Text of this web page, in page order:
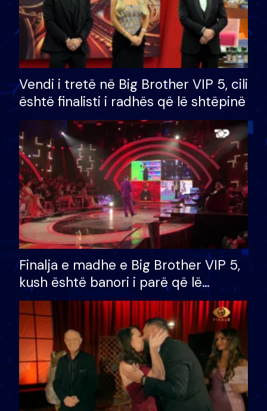
Vendi i tretë në Big Brother VIP 5, cili
është finalisti i radhës që lë shtëpinë
Finalja e madhe e Big Brother VIP 5,
kush është banori i parë që lë
shtëpinë dhe humb mundësinë për
të fituar çmimin e madh